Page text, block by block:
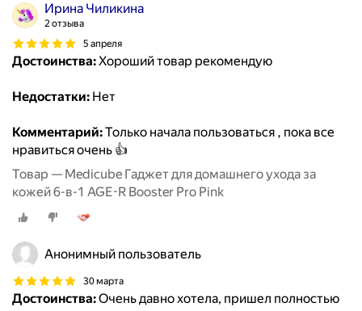
Ирина Чиликина
2 отзыва
5 апреля
Достоинства:Хороший товар рекомендую
Недостатки: Нет
Комментарий:Только начала пользоваться , пока все
нравиться очень 👍
Товар — Medicube Гаджет для домашнего ухода за
кожей 6-в-1 AGE-R Booster Pro Pink
Анонимный пользователь
30 марта
Достоинства:Очень давно хотела, пришел полностью